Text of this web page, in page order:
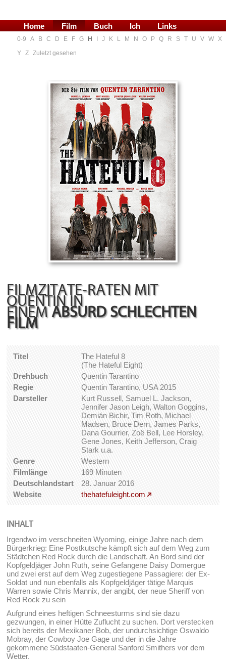
Home Film Buch Ich Links
0-9 A B C D E F G H J K L M N O P Q R S T U V W X
Y Z Zuletzt gesehen
FILMZITATE-RATEN MIT
QUENTIN IN
EINEMABSURD SCHLECHTEN
FILM
Titel
The Hateful 8
(The Hateful Eight)
Drehbuch
Quentin Tarantino
Regie
Quentin Tarantino, USA 2015
Darsteller
Kurt Russell, Samuel L. Jackson,
Jennifer Jason Leigh, Walton Goggins,
Demián Bichir, Tim Roth, Michael
Madsen, Bruce Dern, James Parks,
Dana Gourrier, Zoë Bell, Lee Horsley,
Gene Jones, Keith Jefferson, Craig
Stark u.a.
Genre
Western
Filmlänge
169 Minuten
Deutschlandstart
28. Januar 2016
Website
thehatefuleight.com
INHALT
Irgendwo im verschneiten Wyoming, einige Jahre nach dem
Bürgerkrieg: Eine Postkutsche kämpft sich auf dem Weg zum
Städtchen Red Rock durch die Landschaft. An Bord sind der
Kopfgeldjäger John Ruth, seine Gefangene Daisy Domergue
und zwei erst auf dem Weg zugestiegene Passagiere: der Ex-
Soldat und nun ebenfalls als Kopfgeldjäger tätige Marquis
Warren sowie Chris Mannix, der angibt, der neue Sheriff von
Red Rock zu sein
Aufgrund eines heftigen Schneesturms sind sie dazu
gezwungen, in einer Hütte Zuflucht zu suchen. Dort verstecken
sich bereits der Mexikaner Bob, der undurchsichtige Oswaldo
Mobray, der Cowboy Joe Gage und der in die Jahre
gekommene Südstaaten-General Sanford Smithers vor dem
Wetter.